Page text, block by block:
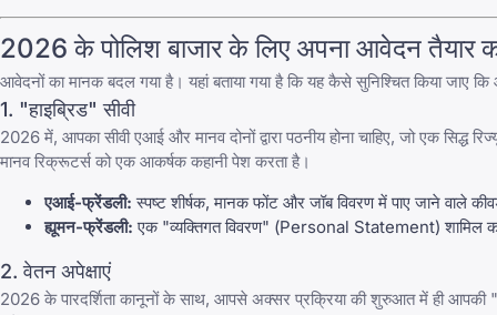
2026 के पोलिश बाजार के लिए अपना आवेदन तैयार
आवेदनों का मानक बदल गया है। यहां बताया गया है कि यह कैसे सुनिश्चित किया जाए
1. "हाइब्रिड" सीवी
2026 में, आपका सीवी एआई और मानव दोनों द्वारा पठनीय होना चाहिए, जो एकसिद्ध
मानव रिक्रूटर्स को एक आकर्षक कहानी पेश करता है।
एआई-फ्रेंडली: स्पष्ट शीर्षक, मानक फोंट और जॉब विवरण में पाए जाने वाले
ह्यूमन-फ्रेंडली: एक "व्यक्तिगत विवरण" (Personal Statement) शामिल
2. वेतन अपेक्षाएं
2026 के पारदर्शिता कानूनों के साथ, आपसे अक्सर प्रक्रिया की शुरुआत में ही आपकी